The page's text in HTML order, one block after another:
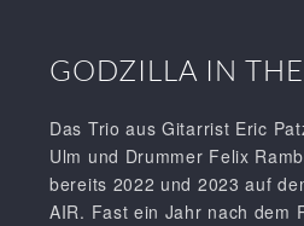
GODZILLA IN
Das Trio aus Gitarrist Eric
Ulm und Drummer Felix
bereits 2022 und 2023 auf
AIR. Fast ein Jahr nach dem